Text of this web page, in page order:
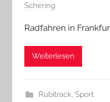
Schering
Radfahren in
Weiterlesen
Rubitrack, Sport